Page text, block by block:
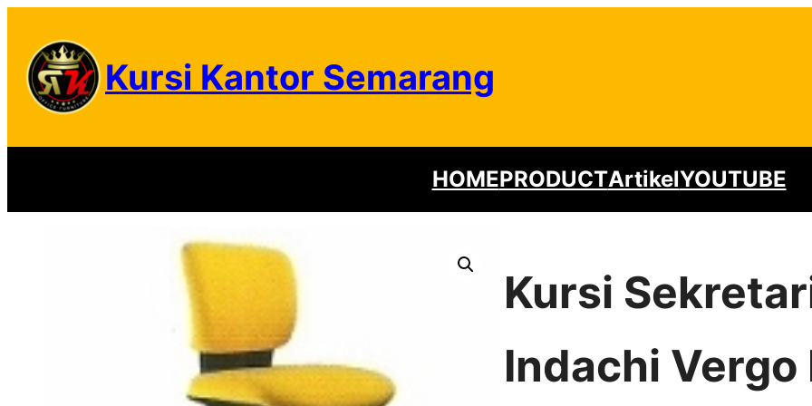
content
Kursi Kantor Semarang
HOMEPRODUCTArtikelYOUTUBE
Kursi
Indachi Vergo